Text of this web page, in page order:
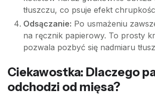
tłuszczu, co psuje efekt
Odsączanie: Po usmażeniu
na ręcznik papierowy. To prosty
pozwala pozbyć się nadmiaru
Ciekawostka: Dlaczego
odchodzi od mięsa?